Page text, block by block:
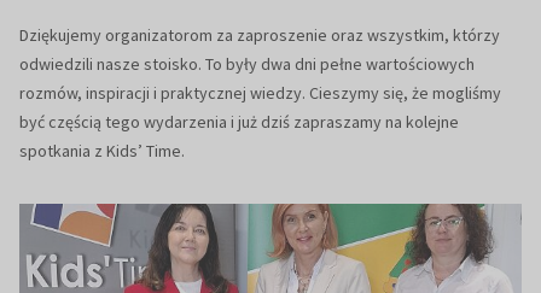
Dziękujemy organizatorom za zaproszenie oraz wszystkim, którzy
odwiedzili nasze stoisko. To były dwa dni pełne wartościowych
rozmów, inspiracji i praktycznej wiedzy. Cieszymy się, że mogliśmy
być częścią tego wydarzenia i już dziś zapraszamy na kolejne
spotkania z Kids’ Time.